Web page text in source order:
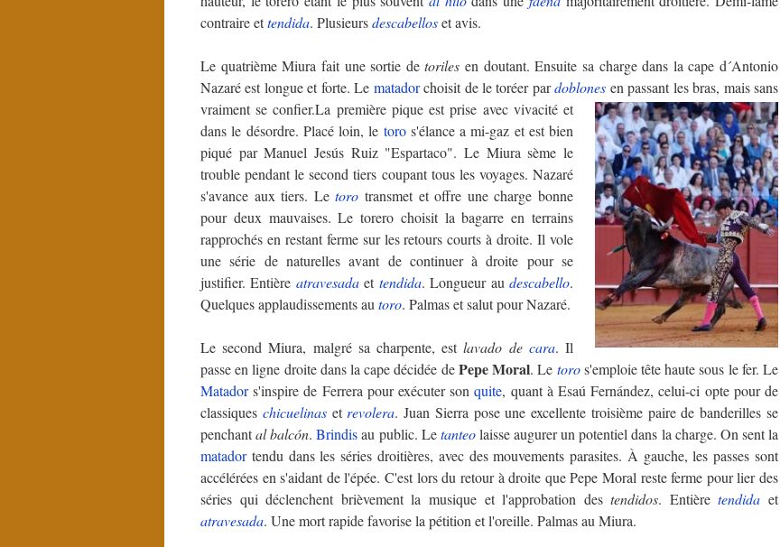
contraire ettendida. Plusieursdescabelloset avis.
Le quatrième Miura fait une sortie detoriles en doutant. Ensuite sa charge dans la cape d´Antonio
Nazaré est longue et forte. Le matadorchoisit de le toréer pardoblones en passant les bras, mais sans
vraiment se confier.La première pique est prise avec vivacité et
dans le désordre. Placé loin, le toros'élance a mi-gaz et est bien
piqué par Manuel Jesús Ruiz "Espartaco". Le Miura sème le
trouble pendant le second tiers coupant tous les voyages. Nazaré
s'avance aux tiers. Letoro transmet et offre une charge bonne
pour deux mauvaises. Le torero choisit la bagarre en terrains
rapprochés en restant ferme sur les retours courts à droite. Il vole
une série de naturelles avant de continuer à droite pour se
justifier. Entière atravesadaet tendida. Longueur audescabello.
Quelques applaudissements au toro. Palmas et salut pour Nazaré.
Le second Miura, malgré sa charpente, estlavado de cara. Il
passe en ligne droite dans la cape décidée dePepe Moral. Le toros'emploie tête haute sous le fer. Le
Matadors'inspire de Ferrera pour exécuter sonquite, quant à Esaú Fernández, celui-ci opte pour de
classiques chicuelinaset revolera. Juan Sierra pose une excellente troisième paire de banderilles se
penchantal balcón.Brindisau public. Letanteolaisse augurer un potentiel dans la charge. On sent la
matadortendu dans les séries droitières, avec des mouvements parasites. À gauche, les passes sont
accélérées en s'aidant de l'épée. C'est lors du retour à droite que Pepe Moral reste ferme pour lier des
séries qui déclenchent brièvement la musique et l'approbation destendidos. Entièretendida et
atravesada. Une mort rapide favorise la pétition et l'oreille. Palmas au Miura.